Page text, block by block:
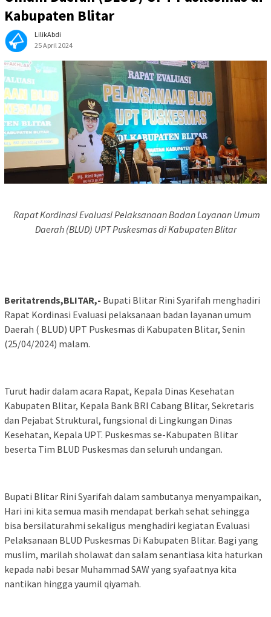
Kabupaten Blitar
LilikAbdi
25 April 2024
Rapat Kordinasi Evaluasi Pelaksanaan Badan Layanan Umum
Daerah (BLUD) UPT Puskesmas di Kabupaten Blitar
Beritatrends,BLITAR,- Bupati Blitar Rini Syarifah menghadiri
Rapat Kordinasi Evaluasi pelaksanaan badan layanan umum
Daerah ( BLUD) UPT Puskesmas di Kabupaten Blitar, Senin
(25/04/2024) malam.
Turut hadir dalam acara Rapat, Kepala Dinas Kesehatan
Kabupaten Blitar, Kepala Bank BRI Cabang Blitar, Sekretaris
dan Pejabat Struktural, fungsional di Lingkungan Dinas
Kesehatan, Kepala UPT. Puskesmas se-Kabupaten Blitar
beserta Tim BLUD Puskesmas dan seluruh undangan.
Bupati Blitar Rini Syarifah dalam sambutanya menyampaikan,
Hari ini kita semua masih mendapat berkah sehat sehingga
bisa bersilaturahmi sekaligus menghadiri kegiatan Evaluasi
Pelaksanaan BLUD Puskesmas Di Kabupaten Blitar. Bagi yang
muslim, marilah sholawat dan salam senantiasa kita haturkan
kepada nabi besar Muhammad SAW yang syafaatnya kita
nantikan hingga yaumil qiyamah.